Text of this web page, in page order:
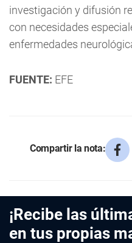
investigación y difusión
con necesidades
enfermedades
FUENTE: EFE
Compartir la nota:
¡Recibe las
en tus propias